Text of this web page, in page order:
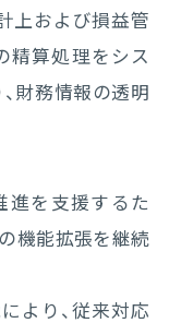
上および損益管
精算処理をシス
財務情報の透明
進を支援するた
機能拡張を継続
より、従来対応